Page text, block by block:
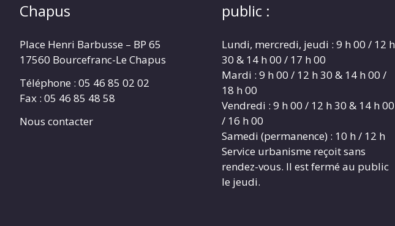
Chapus
Place Henri Barbusse – BP 65
17560 Bourcefranc-Le Chapus
Téléphone : 05 46 85 02 02
Fax : 05 46 85 48 58
Nous contacter
public :
Lundi, mercredi, jeudi : 9 h 00 / 12 h
30 & 14 h 00 / 17 h 00
Mardi : 9 h 00 / 12 h 30 & 14 h 00 /
18 h 00
Vendredi : 9 h 00 / 12 h 30 & 14 h 00
/ 16 h 00
Samedi (permanence) : 10 h / 12 h
Service urbanisme reçoit sans
rendez-vous. Il est fermé au public
le jeudi.